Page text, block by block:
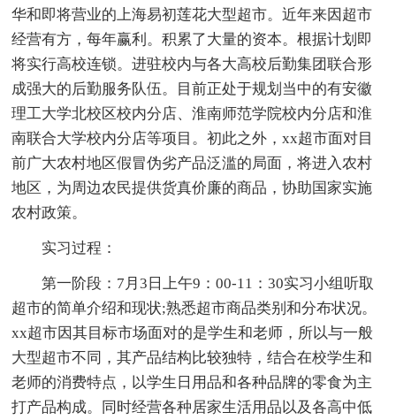
华和即将营业的上海易初莲花大型超市。近年来因超市
经营有方，每年赢利。积累了大量的资本。根据计划即
将实行高校连锁。进驻校内与各大高校后勤集团联合形
成强大的后勤服务队伍。目前正处于规划当中的有安徽
理工大学北校区校内分店、淮南师范学院校内分店和淮
南联合大学校内分店等项目。初此之外，xx超市面对目
前广大农村地区假冒伪劣产品泛滥的局面，将进入农村
地区，为周边农民提供货真价廉的商品，协助国家实施
农村政策。
实习过程：
第一阶段：7月3日上午9：00-11：30实习小组听取
超市的简单介绍和现状;熟悉超市商品类别和分布状况。
xx超市因其目标市场面对的是学生和老师，所以与一般
大型超市不同，其产品结构比较独特，结合在校学生和
老师的消费特点，以学生日用品和各种品牌的零食为主
打产品构成。同时经营各种居家生活用品以及各高中低